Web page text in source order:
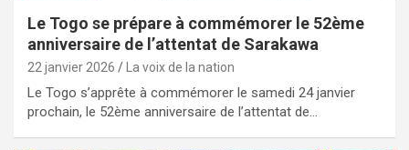
Le Togo se prépare à commémorer le 52ème
anniversaire de l’attentat de Sarakawa
22 janvier 2026 La voix de la nation
Le Togo s’apprête à commémorer le samedi 24 janvier
prochain, le 52ème anniversaire de l’attentat de…